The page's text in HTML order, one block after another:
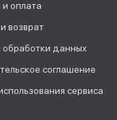
и оплата
возврат
обработки данных
соглашение
сервиса